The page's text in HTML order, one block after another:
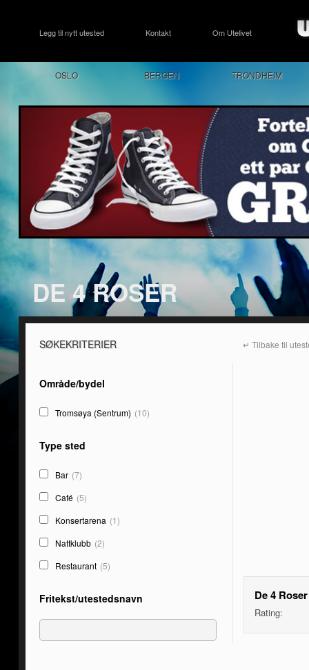
Legg til nytt utested Kontakt Om Utelivet
OSLO BERGEN TRONDHEIM
DE 4 ROSER
SØKEKRITERIER
Område/bydel
Tromsøya (Sentrum) (10)
Type sted
Bar (7)
Café (5)
Konsertarena (1)
Nattklubb (2)
Restaurant (5)
Fritekst/utestedsnavn
↵ Tilbake til
De 4 Roser
Rating: